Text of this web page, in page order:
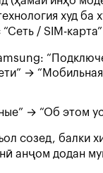
худ ба
/ SIM-
→
→ “Об этом
созед, балки
анҷом додан